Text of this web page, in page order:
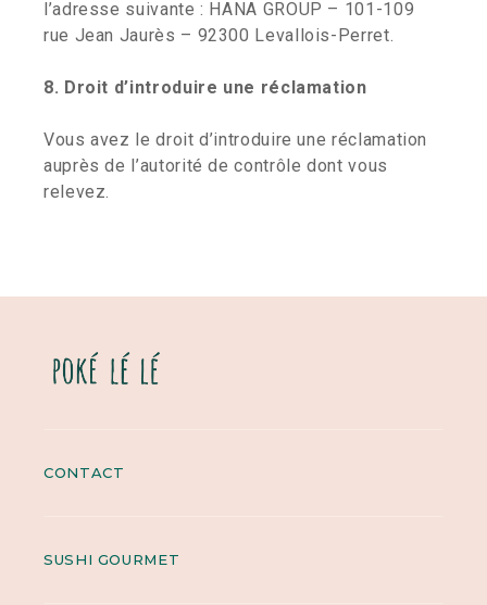
l’adresse suivante : HANA GROUP – 101-109
rue Jean Jaurès – 92300 Levallois-Perret.
8. Droit d’introduire une réclamation
Vous avez le droit d’introduire une réclamation
auprès de l’autorité de contrôle dont vous
relevez.
CONTACT
SUSHI GOURMET